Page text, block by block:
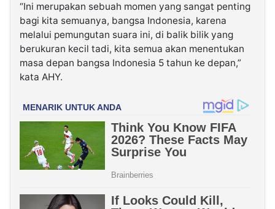
“Ini merupakan sebuah momen yang sangat penting
bagi kita semuanya, bangsa Indonesia, karena
melalui pemungutan suara ini, di balik bilik yang
berukuran kecil tadi, kita semua akan menentukan
masa depan bangsa Indonesia 5 tahun ke depan,”
kata AHY.